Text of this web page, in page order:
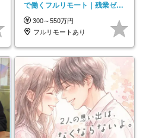
で働くフルリモート｜残業ゼロ
で18時退勤◎
300～550万円
フルリモートあり